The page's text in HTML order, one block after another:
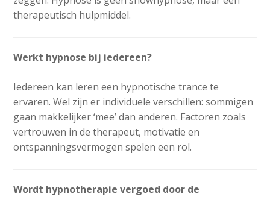
therapeutisch hulpmiddel.
Werkt hypnose bij iedereen?
Iedereen kan leren een hypnotische trance te
ervaren. Wel zijn er individuele verschillen: sommigen
gaan makkelijker ‘mee’ dan anderen. Factoren zoals
vertrouwen in de therapeut, motivatie en
ontspanningsvermogen spelen een rol.
Wordt hypnotherapie vergoed door de